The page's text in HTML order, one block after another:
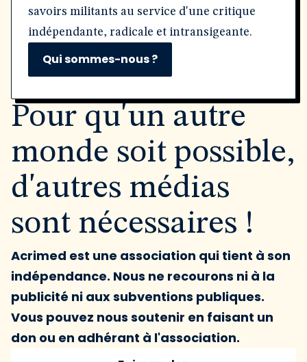
savoirs militants au service d'une critique
indépendante, radicale et intransigeante.
Qui sommes-nous ?
Pour qu'un autre
monde soit possible,
d'autres médias
sont nécessaires !
Acrimed est une association qui tient à son
indépendance. Nous ne recourons ni à la
publicité ni aux subventions publiques.
Vous pouvez nous soutenir en faisant un
don ou en adhérant à l'association.